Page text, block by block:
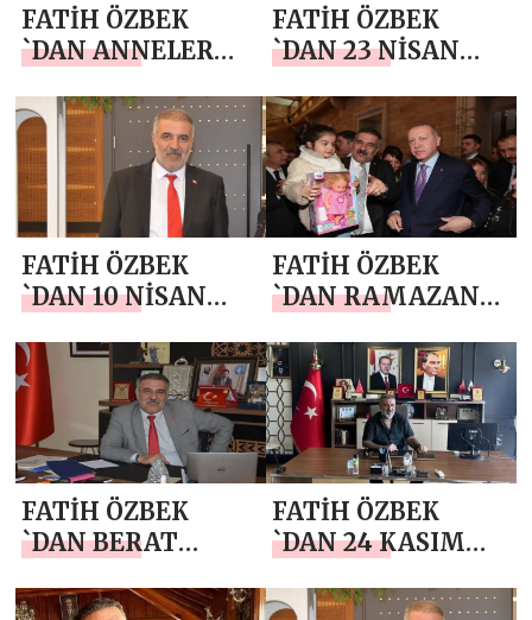
FATİH ÖZBEK
`DAN ANNELER
FATİH ÖZBEK
`DAN 23 NİSAN
FATİH ÖZBEK
`DAN 10 NİSAN
MESAJI
FATİH ÖZBEK
`DAN RAMAZAN
FATİH ÖZBEK
`DAN BERAT
FATİH ÖZBEK
`DAN 24 KASIM
GÜNÜ MESAJI